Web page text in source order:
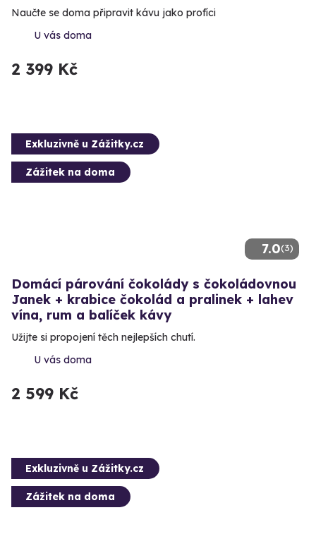
Naučte se doma připravit kávu jako profíci
U vás doma
2 399 Kč
7.0(3)
Exkluzivně u Zážitky.cz
Zážitek na doma
Domácí párování čokolády s čokoládovnou
Janek + krabice čokolád a pralinek + lahev
vína, rum a balíček kávy
Užijte si propojení těch nejlepších chutí.
U vás doma
2 599 Kč
Exkluzivně u Zážitky.cz
Zážitek na doma